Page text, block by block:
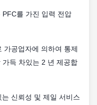
PFC를 가진 입력 전압
가공업자에 의하여 통제
득 차있는 2 년 제공합
신뢰성 및 제일 서비스